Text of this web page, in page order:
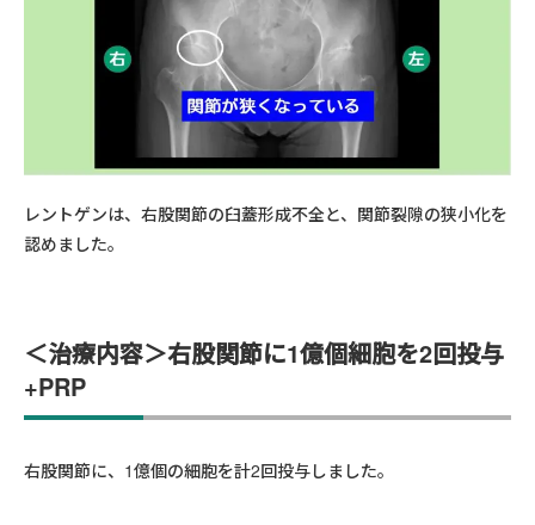
レントゲンは、 右股関節の臼蓋形成不全と、 関節裂隙の狭小化を
認めました。
＜治療内容＞右股関節に1億個細胞を2回投与
+PRP
右股関節に、 1億個の細胞を計2回投与しました。